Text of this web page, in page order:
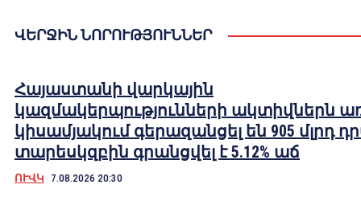
ՎԵՐՋԻՆ ՆՈՐՈՒԹՅՈՒՆՆԵՐ
Հայաստանի վարկային
կազմակերպությունների ակտիվներն
կիսամյակում գերազանցել են 905 մլրդ
տարեսկզբին գրանցվել է 5.12% աճ
ՈՒՎԿ 7.08.2026 20:30